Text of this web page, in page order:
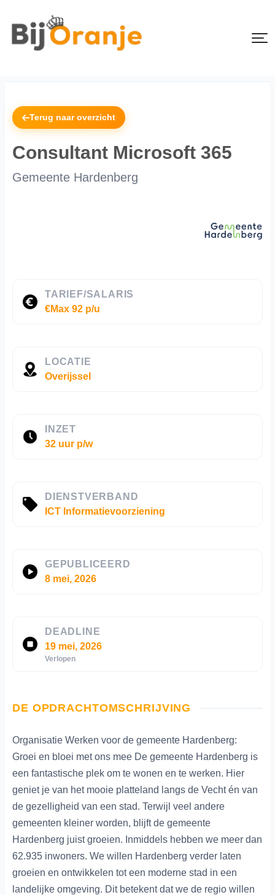
Terug naar overzicht
Consultant Microsoft 365
Gemeente Hardenberg
TARIEF/SALARIS
€Max 92 p/u
LOCATIE
Overijssel
INZET
32 uur p/w
DIENSTVERBAND
ICT Informatievoorziening
GEPUBLICEERD
8 mei, 2026
DEADLINE
19 mei, 2026
Verlopen
DE OPDRACHTOMSCHRIJVING
Organisatie Werken voor de gemeente Hardenberg:
Groei en bloei met ons mee De gemeente Hardenberg is
een fantastische plek om te wonen en te werken. Hier
geniet je van het mooie platteland langs de Vecht én van
de gezelligheid van een stad. Terwijl veel andere
gemeenten kleiner worden, blijft de gemeente
Hardenberg juist groeien. Inmiddels hebben we meer dan
62.935 inwoners. We willen Hardenberg verder laten
groeien en ontwikkelen tot een moderne stad in een
landelijke omgeving. Dit betekent dat we de regio willen